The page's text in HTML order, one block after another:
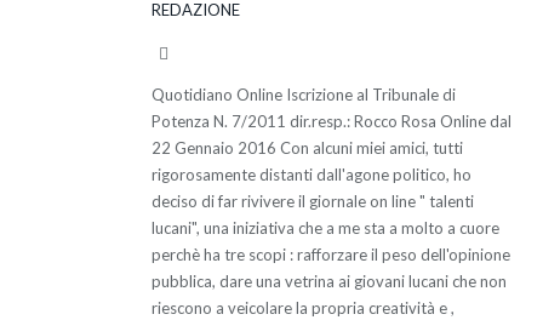
REDAZIONE
Quotidiano Online Iscrizione al Tribunale di
Potenza N. 7/2011 dir.resp.: Rocco Rosa Online dal
22 Gennaio 2016 Con alcuni miei amici, tutti
rigorosamente distanti dall'agone politico, ho
deciso di far rivivere il giornale on line " talenti
lucani", una iniziativa che a me sta a molto a cuore
perchè ha tre scopi : rafforzare il peso dell'opinione
pubblica, dare una vetrina ai giovani lucani che non
riescono a veicolare la propria creatività e ,